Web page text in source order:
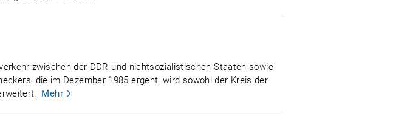
zwischen der DDR und nichtsozialistischen Staaten sowie
die im Dezember 1985 ergeht, wird sowohl der Kreis der
Mehr